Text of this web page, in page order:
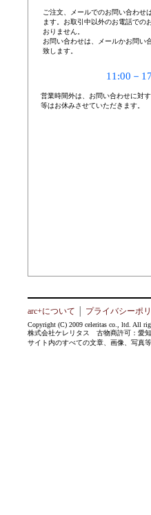
ご注文、メールでのお問い合わせ
ます。お取引中以外のお電話での
おりません。
お問い合わせは、メールかお問い
致します。
11:00－
営業時間外は、お問い合わせに対
等はお休みさせていただきます。
arc+について プライバシーポ
Copyright (C) 2009 celeritas co., ltd. All
株式会社ケレリタス 古物商許可：愛知
サイト内のすべての文章、画像、写真